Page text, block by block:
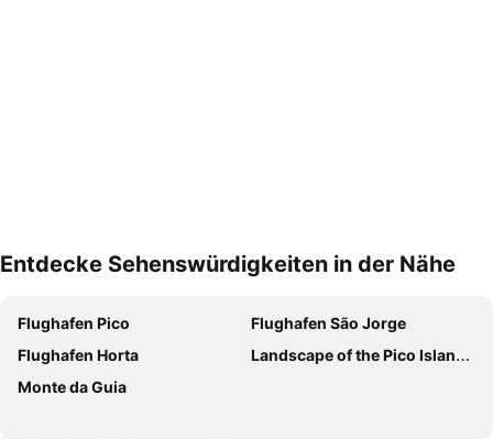
Entdecke Sehenswürdigkeiten in der Nähe
Flughafen Pico
Flughafen São Jorge
Flughafen Horta
Landscape of the Pico Island Vineyard Culture
Monte da Guia